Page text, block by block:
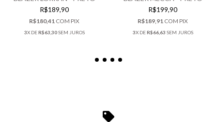
R$189,90
R$180,41 COM PIX
3X DER$63,30SEM JUROS
R$199,90
R$189,91 COM PIX
3X DER$66,63 SEM JUROS